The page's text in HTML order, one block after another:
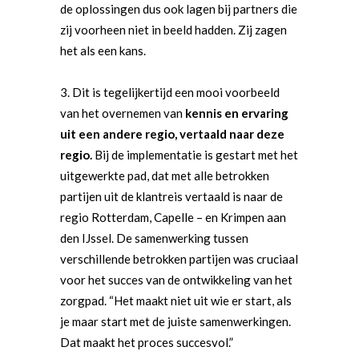
de oplossingen dus ook lagen bij partners die
zij voorheen niet in beeld hadden. Zij zagen
het als een kans.
Dit is tegelijkertijd een mooi voorbeeld
van het overnemen van kennis en ervaring
uit een andere regio, vertaald naar deze
regio. Bij de implementatie is gestart met het
uitgewerkte pad, dat met alle betrokken
partijen uit de klantreis vertaald is naar de
regio Rotterdam, Capelle – en Krimpen aan
den IJssel. De samenwerking tussen
verschillende betrokken partijen was cruciaal
voor het succes van de ontwikkeling van het
zorgpad. “Het maakt niet uit wie er start, als
je maar start met de juiste samenwerkingen.
Dat maakt het proces succesvol.”